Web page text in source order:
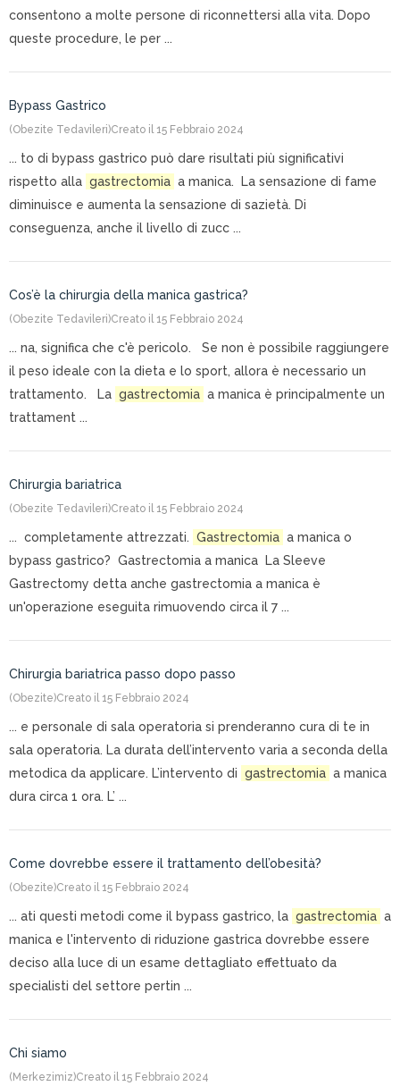
consentono a molte persone di riconnettersi alla vita. Dopo
queste procedure, le per ...
Bypass Gastrico
(Obezite Tedavileri)Creato il 15 Febbraio 2024
... to di bypass gastrico può dare risultati più significativi
rispetto alla gastrectomia a manica. La sensazione di fame
diminuisce e aumenta la sensazione di sazietà. Di
conseguenza, anche il livello di zucc ...
Cos’è la chirurgia della manica gastrica?
(Obezite Tedavileri)Creato il 15 Febbraio 2024
... na, significa che c'è pericolo. Se non è possibile raggiungere
il peso ideale con la dieta e lo sport, allora è necessario un
trattamento. La gastrectomia a manica è principalmente un
trattament ...
Chirurgia bariatrica
(Obezite Tedavileri)Creato il 15 Febbraio 2024
... completamente attrezzati. Gastrectomia a manica o
bypass gastrico? Gastrectomia a manica La Sleeve
Gastrectomy detta anche gastrectomia a manica è
un'operazione eseguita rimuovendo circa il 7 ...
Chirurgia bariatrica passo dopo passo
(Obezite)Creato il 15 Febbraio 2024
... e personale di sala operatoria si prenderanno cura di te in
sala operatoria. La durata dell’intervento varia a seconda della
metodica da applicare. L’intervento di gastrectomia a manica
dura circa 1 ora. L’ ...
Come dovrebbe essere il trattamento dell’obesità?
(Obezite)Creato il 15 Febbraio 2024
... ati questi metodi come il bypass gastrico, la gastrectomia a
manica e l'intervento di riduzione gastrica dovrebbe essere
deciso alla luce di un esame dettagliato effettuato da
specialisti del settore pertin ...
Chi siamo
(Merkezimiz)Creato il 15 Febbraio 2024